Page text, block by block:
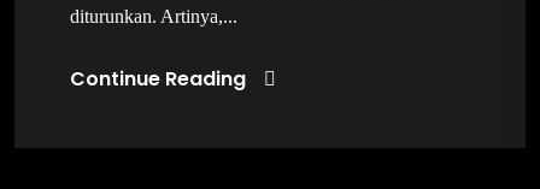
diturunkan. Artinya,...
Continue Reading